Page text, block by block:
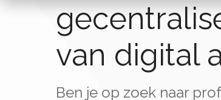
van digital
Ben je op zoek naar